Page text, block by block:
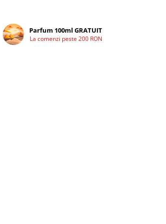
Parfum 100ml GRATUIT
La comenzi peste 200 RON